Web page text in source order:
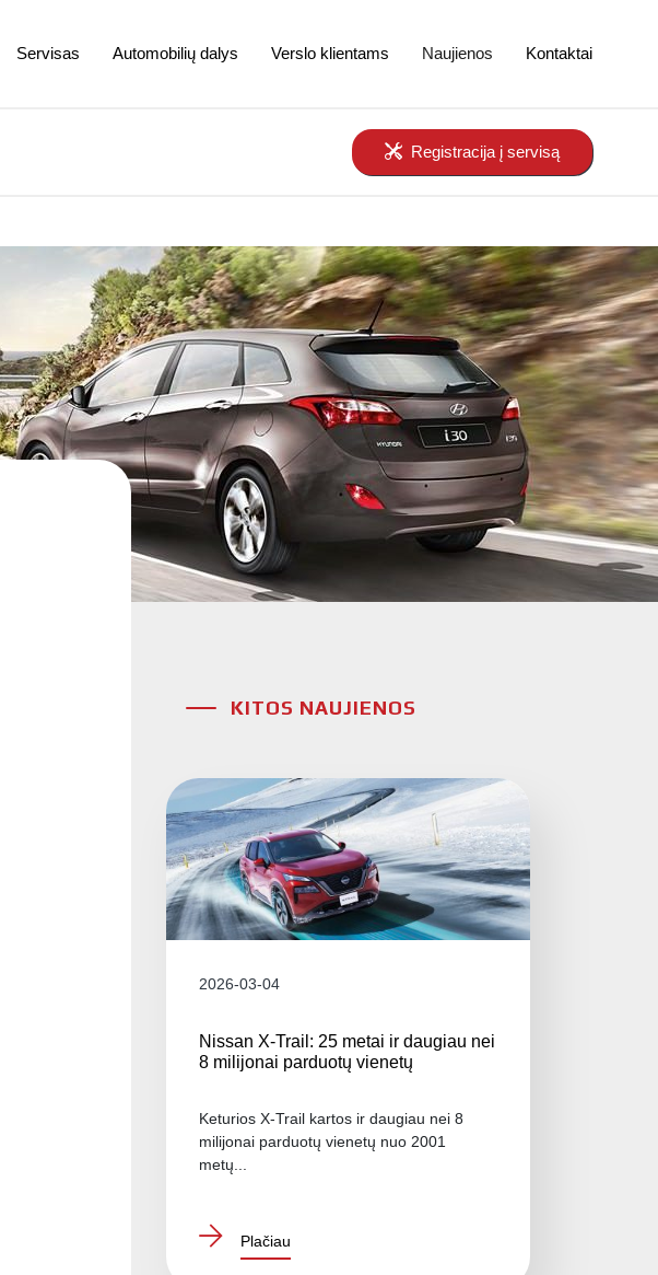
Servisas Automobilių dalys Verslo klientams Naujienos Kontaktai
Registracija į servisą
KITOS NAUJIENOS
2026-03-04
Nissan X-Trail: 25 metai ir daugiau nei
8 milijonai parduotų vienetų
Keturios X-Trail kartos ir daugiau nei 8
milijonai parduotų vienetų nuo 2001
metų...
Plačiau